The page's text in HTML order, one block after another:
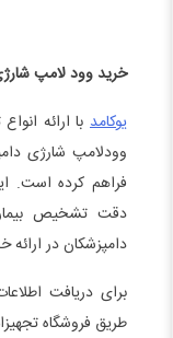
خرید وود لامپ
یوکامد با ارائه
وودلامپ شارژی
فراهم کرده است.
دقت تشخیص
دامپزشکان در
برای دریافت
طریق فروشگاه